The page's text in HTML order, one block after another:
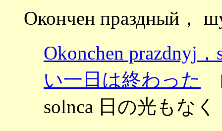
Окончен праздный，
Okonchen prazdnyj
い一日は終わった
solnca 日の光もなく